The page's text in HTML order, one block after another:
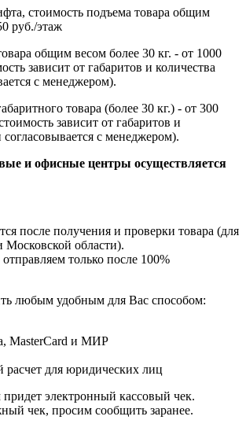
стоимость подъема товара общим
руб./этаж
общим весом более 30 кг. - от 1000
зависит от габаритов и количества
с менеджером).
товара (более 30 кг.) - от 300
зависит от габаритов и
согласовывается с менеджером).
и офисные центры осуществляется
после получения и проверки товара (для
области).
только после 100%
любым удобным для Вас способом:
MasterCard и МИР
расчет для юридических лиц
электронный кассовый чек.
чек, просим сообщить заранее.